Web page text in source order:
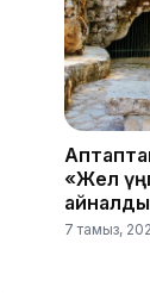
«Жел
айналды
7 тамыз,